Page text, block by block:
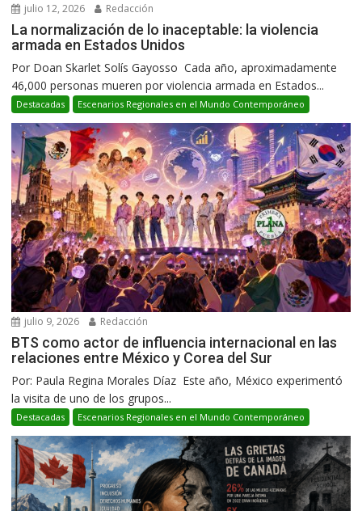
julio 12, 2026 Redacción
La normalización de lo inaceptable: la violencia
armada en Estados Unidos
Por Doan Skarlet Solís Gayosso Cada año, aproximadamente
46,000 personas mueren por violencia armada en Estados...
Destacadas Escenarios Regionales en el Mundo Contemporáneo
julio 9, 2026 Redacción
BTS como actor de influencia internacional en las
relaciones entre México y Corea del Sur
Por: Paula Regina Morales Díaz Este año, México experimentó
la visita de uno de los grupos...
Destacadas Escenarios Regionales en el Mundo Contemporáneo